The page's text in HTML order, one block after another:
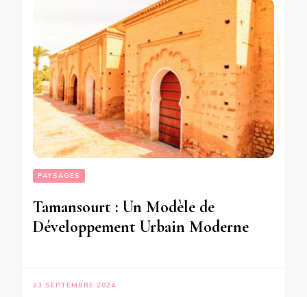
PAYSAGES
Tamansourt : Un Modèle de
Développement Urbain Moderne
23 SEPTEMBRE 2024